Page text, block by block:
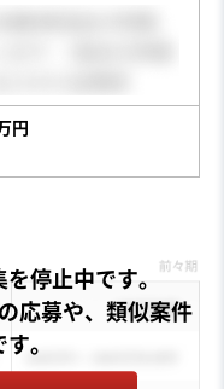
円
停止中です。
応募や、類似案件